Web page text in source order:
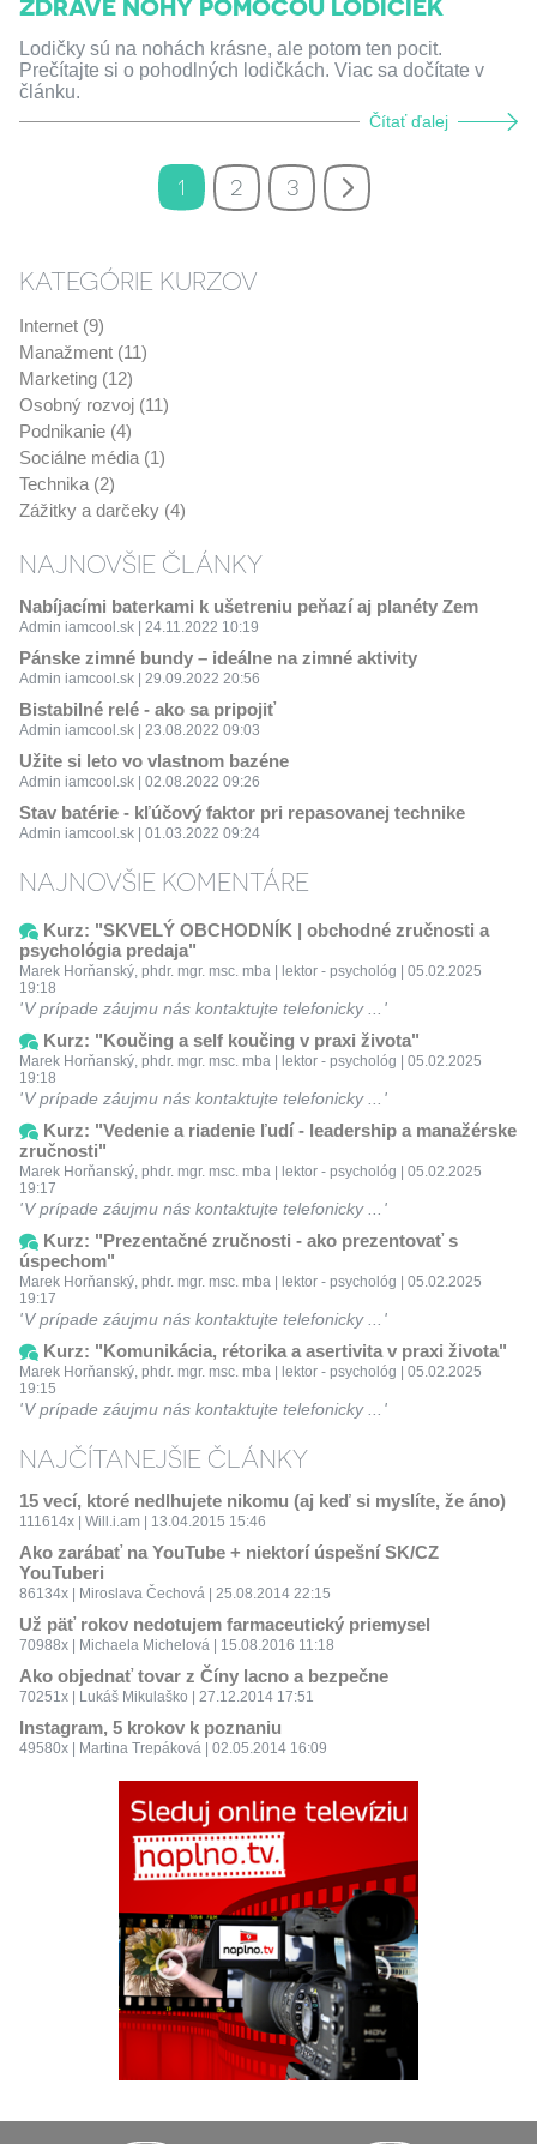
ZDRAVÉ NOHY POMOCOU LODIČIEK
Lodičky sú na nohách krásne, ale potom ten pocit.
Prečítajte si o pohodlných lodičkách. Viac sa dočítate v
článku.
Čítať ďalej
1 2 3
KATEGÓRIE KURZOV
Internet (9)
Manažment (11)
Marketing (12)
Osobný rozvoj (11)
Podnikanie (4)
Sociálne média (1)
Technika (2)
Zážitky a darčeky (4)
NAJNOVŠIE ČLÁNKY
Nabíjacími baterkami k ušetreniu peňazí aj planéty Zem
Admin iamcool.sk | 24.11.2022 10:19
Pánske zimné bundy – ideálne na zimné aktivity
Admin iamcool.sk | 29.09.2022 20:56
Bistabilné relé - ako sa pripojiť
Admin iamcool.sk | 23.08.2022 09:03
Užite si leto vo vlastnom bazéne
Admin iamcool.sk | 02.08.2022 09:26
Stav batérie - kľúčový faktor pri repasovanej technike
Admin iamcool.sk | 01.03.2022 09:24
NAJNOVŠIE KOMENTÁRE
Kurz: "SKVELÝ OBCHODNÍK | obchodné zručnosti a
psychológia predaja"
Marek Horňanský, phdr. mgr. msc. mba | lektor - psychológ | 05.02.2025
19:18
V prípade záujmu nás kontaktujte telefonicky ...
Kurz: "Koučing a self koučing v praxi života"
Marek Horňanský, phdr. mgr. msc. mba | lektor - psychológ | 05.02.2025
19:18
V prípade záujmu nás kontaktujte telefonicky ...
Kurz: "Vedenie a riadenie ľudí - leadership a manažérske
zručnosti"
Marek Horňanský, phdr. mgr. msc. mba | lektor - psychológ | 05.02.2025
19:17
V prípade záujmu nás kontaktujte telefonicky ...
Kurz: "Prezentačné zručnosti - ako prezentovať s
úspechom"
Marek Horňanský, phdr. mgr. msc. mba | lektor - psychológ | 05.02.2025
19:17
V prípade záujmu nás kontaktujte telefonicky ...
Kurz: "Komunikácia, rétorika a asertivita v praxi života"
Marek Horňanský, phdr. mgr. msc. mba | lektor - psychológ | 05.02.2025
19:15
V prípade záujmu nás kontaktujte telefonicky ...
NAJČÍTANEJŠIE ČLÁNKY
15 vecí, ktoré nedlhujete nikomu (aj keď si myslíte, že áno)
111614x | Will.i.am | 13.04.2015 15:46
Ako zarábať na YouTube + niektorí úspešní SK/CZ
YouTuberi
86134x | Miroslava Čechová | 25.08.2014 22:15
Už päť rokov nedotujem farmaceutický priemysel
70988x | Michaela Michelová | 15.08.2016 11:18
Ako objednať tovar z Číny lacno a bezpečne
70251x | Lukáš Mikulaško | 27.12.2014 17:51
Instagram, 5 krokov k poznaniu
49580x | Martina Trepáková | 02.05.2014 16:09